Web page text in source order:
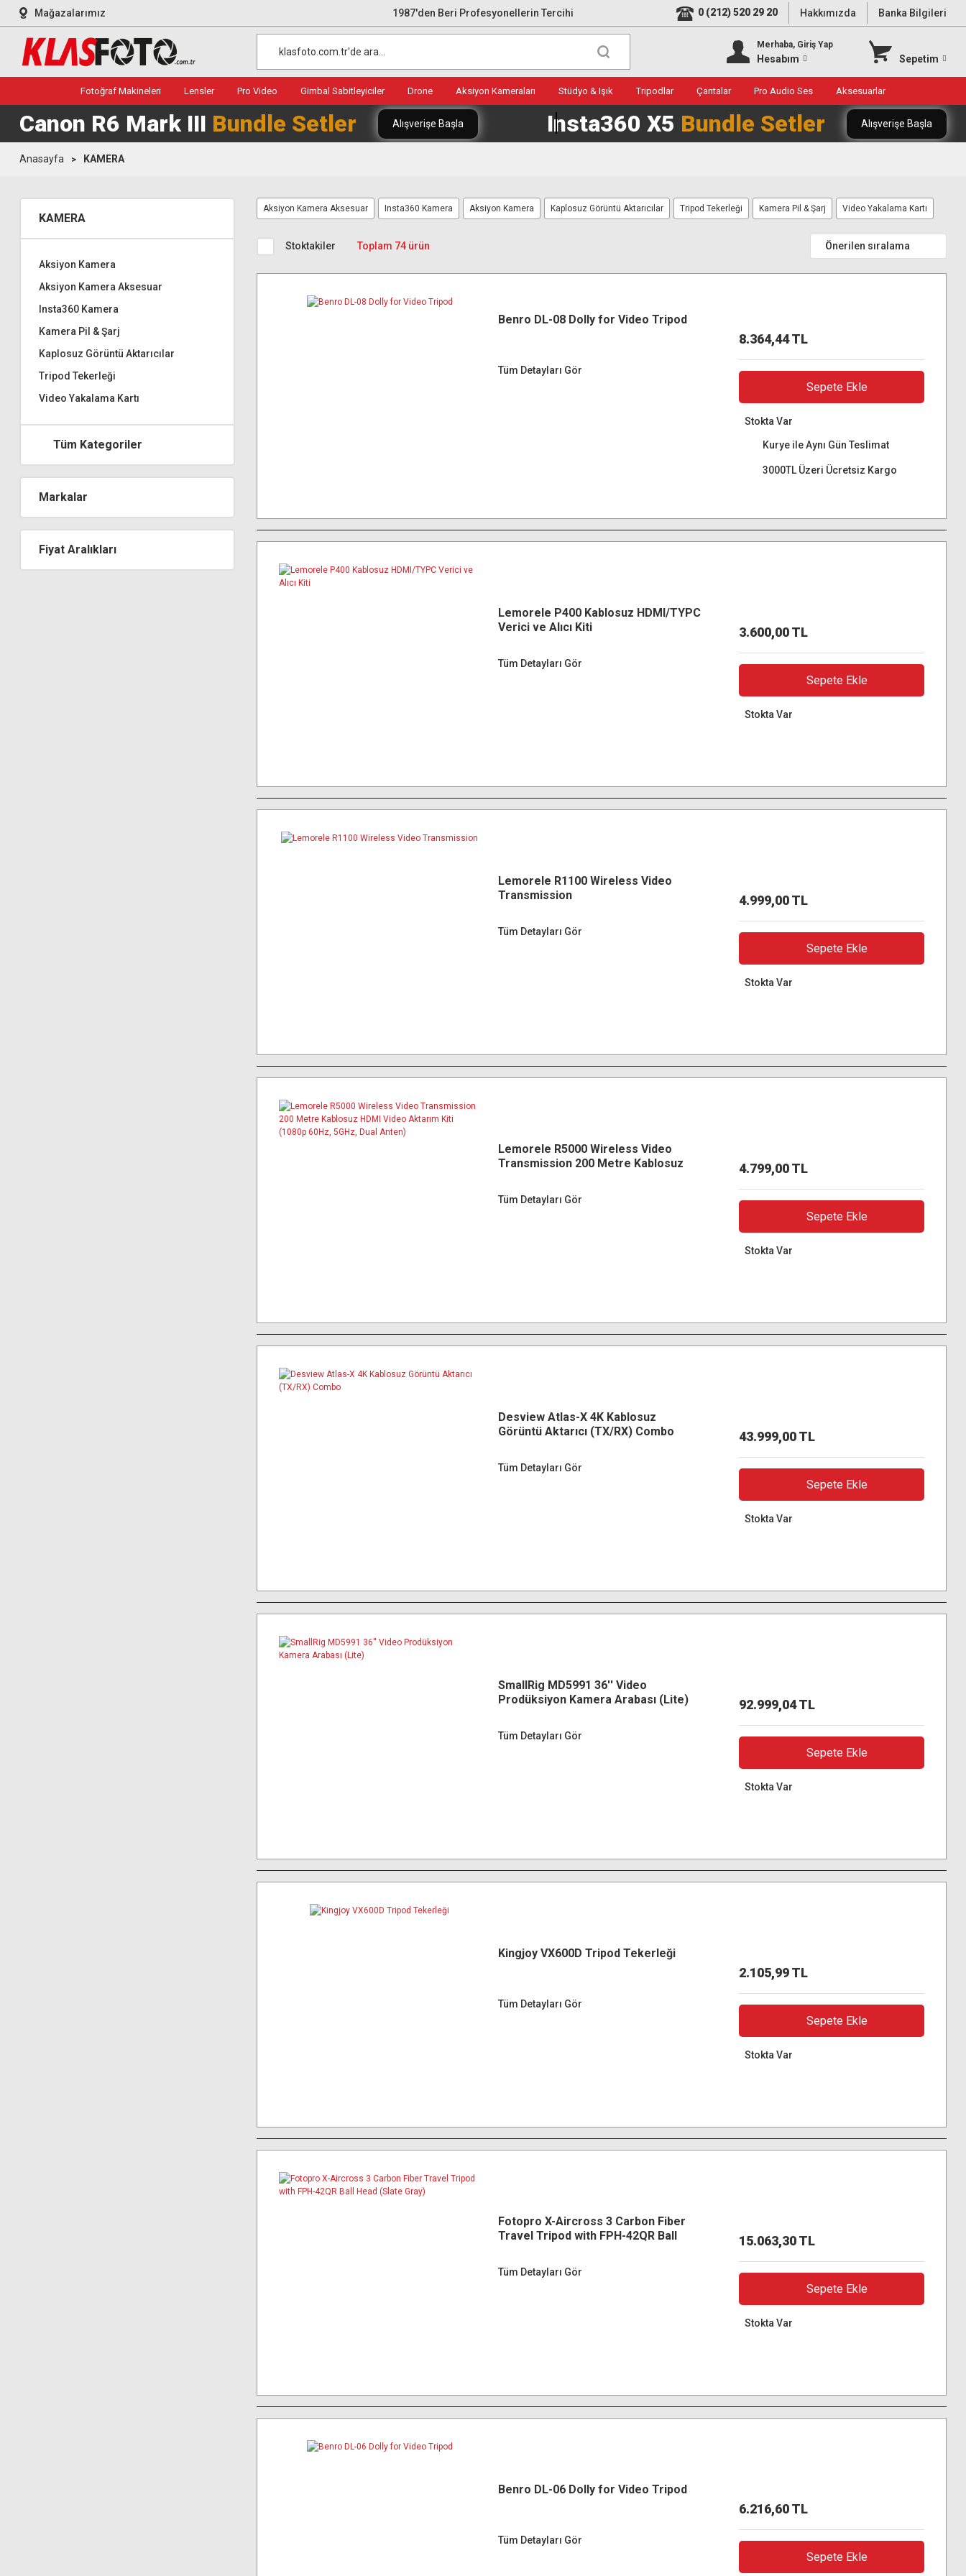
Mağazalarımız 1987'den Beri Profesyonellerin Tercihi 0 (212) 520 29 20 Hakkımızda Banka Bilgileri
Merhaba, Giriş Yap
Hesabım Sepetim
Fotoğraf Makineleri Lensler Pro Video Gimbal Sabitleyiciler Drone Aksiyon Kameraları Stüdyo & Işık Tripodlar Çantalar Pro Audio Ses Aksesuarlar
Canon R6 Mark III Bundle Setler Alışverişe Başla Insta360 X5 Bundle Setler Alışverişe Başla
Anasayfa KAMERA
KAMERA
Aksiyon Kamera
Aksiyon Kamera Aksesuar
Insta360 Kamera
Kamera Pil & Şarj
Kaplosuz Görüntü Aktarıcılar
Tripod Tekerleği
Video Yakalama Kartı
Tüm Kategoriler
Markalar
Fiyat Aralıkları
Aksiyon Kamera Aksesuar Insta360 Kamera Aksiyon Kamera Kaplosuz Görüntü Aktarıcılar Tripod Tekerleği Kamera Pil & Şarj Video Yakalama Kartı
Stoktakiler Toplam 74 ürün
Benro DL-08 Dolly for Video Tripod
Tüm Detayları Gör
8.364,44 TL
Sepete Ekle
Stokta Var
Kurye ile Aynı Gün Teslimat
3000TL Üzeri Ücretsiz Kargo
Lemorele P400 Kablosuz HDMI/TYPC
Verici ve Alıcı Kiti
Tüm Detayları Gör
3.600,00 TL
Sepete Ekle
Stokta Var
Lemorele R1100 Wireless Video
Transmission
Tüm Detayları Gör
4.999,00 TL
Sepete Ekle
Stokta Var
Lemorele R5000 Wireless Video
Transmission 200 Metre Kablosuz
5GHz, Dual Anten)
Tüm Detayları Gör
4.799,00 TL
Sepete Ekle
Stokta Var
Desview Atlas-X 4K Kablosuz
Görüntü Aktarıcı (TX/RX) Combo
Tüm Detayları Gör
43.999,00 TL
Sepete Ekle
Stokta Var
SmallRig MD5991 36'' Video
Prodüksiyon Kamera Arabası (Lite)
Tüm Detayları Gör
92.999,04 TL
Sepete Ekle
Stokta Var
Kingjoy VX600D Tripod Tekerleği
Tüm Detayları Gör
2.105,99 TL
Sepete Ekle
Stokta Var
Fotopro X-Aircross 3 Carbon Fiber
Travel Tripod with FPH-42QR Ball
Tüm Detayları Gör
15.063,30 TL
Sepete Ekle
Stokta Var
Benro DL-06 Dolly for Video Tripod
Tüm Detayları Gör
6.216,60 TL
Sepete Ekle